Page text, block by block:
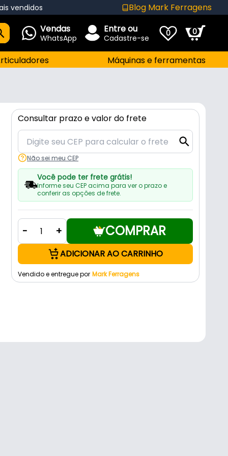
vendidos Blog Mark Ferragens
Vendas
WhatsApp
Entre ou
Cadastre-se 0 0
Máquinas e ferramentas
Consultar prazo e valor do frete
Não sei meu CEP
Você pode ter frete grátis!
Informe seu CEP acima para ver o prazo e
conferir as opções de frete.
- + COMPRAR
ADICIONAR AO CARRINHO
Vendido e entregue por Mark Ferragens